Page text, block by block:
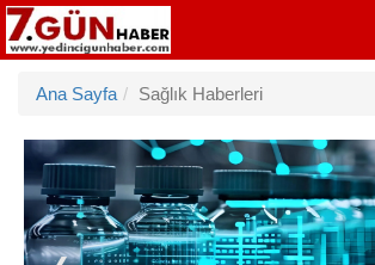
Ana Sayfa Sağlık Haberleri